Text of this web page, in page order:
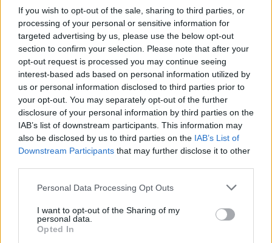
If you wish to opt-out of the sale, sharing to third parties, or
processing of your personal or sensitive information for
targeted advertising by us, please use the below opt-out
section to confirm your selection. Please note that after your
opt-out request is processed you may continue seeing
interest-based ads based on personal information utilized by
us or personal information disclosed to third parties prior to
your opt-out. You may separately opt-out of the further
disclosure of your personal information by third parties on the
IAB’s list of downstream participants. This information may
also be disclosed by us to third parties on the IAB’s List of
Downstream Participants that may further disclose it to other
Please note that this website/app uses one or more Google
not limited to your visit or usage behaviour. You may click to
grant or deny consent to Google and its third-party tags to
use your data for below specified purposes in below Google
Personal Data Processing Opt Outs
I want to opt-out of the Sharing of my
personal data.
Opted In
Jarosław > Klasa B Lubaczów
Jarosław > Klasa B Przemyśl
Jarosław > Klasa B Przeworsk
Podokręg Krosno
Krosno > Klasa Okręgowa
Krosno > Klasa A, gr. I
Krosno > Klasa A, gr. II
Krosno > Klasa A, gr. III
Krosno > Klasa B, gr. II
Krosno > Klasa B, gr. III
Krosno > Klasa B, gr. IV